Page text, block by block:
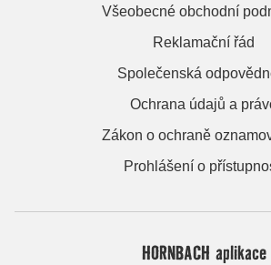
Všeobecné obchodní
Reklamační řád
Společenská
Ochrana údajů a
Zákon o ochraně
Prohlášení o
HORNBACH aplikace